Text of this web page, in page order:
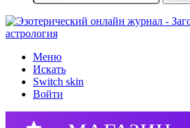
Меню
Искать
Switch skin
Войти